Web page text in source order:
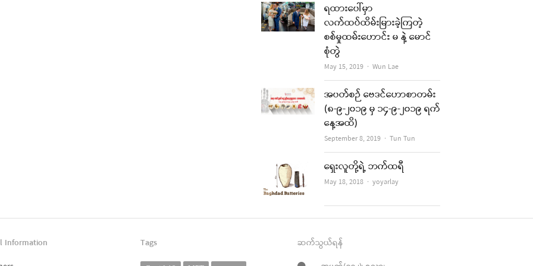
ရထားပေါ်မှာ
လက်ထပ်ထိမ်းမြားခဲ့ကြတဲ့
စစ်မှုထမ်းဟောင်း မ နဲ့ မောင်
စုံတွဲ
May 15, 2019 Author
Wun Lae
အပတ်စဉ် ဗေဒင်ဟောစာတမ်း
(၈-၉-၂၀၁၉ မှ ၁၄-၉-၂၀၁၉ ရက်
နေ့အထိ)
September 8, 2019 Author
Tun Tun
ရှေးလူတို့ရဲ့ ဘက်ထရီ
May 18, 2018 Author
yoyarlay
Information
Tags
ဆက်သွယ်ရန်